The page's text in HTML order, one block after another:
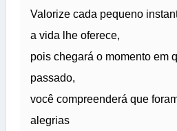
Valorize cada pequeno
a vida lhe oferece,
pois chegará o momento em
passado,
você compreenderá que
alegrias